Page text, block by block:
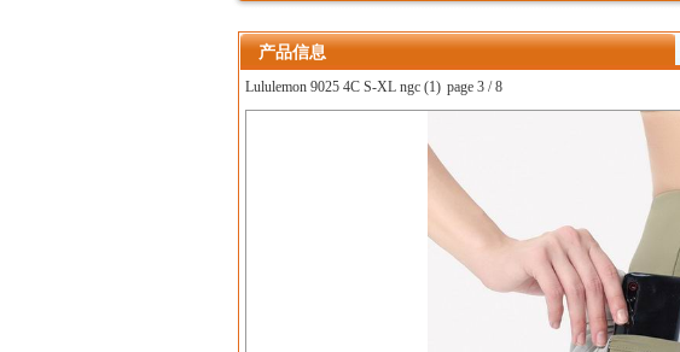
产品信息
Lululemon 9025 4C S-XL ngc (1) page 3 / 8